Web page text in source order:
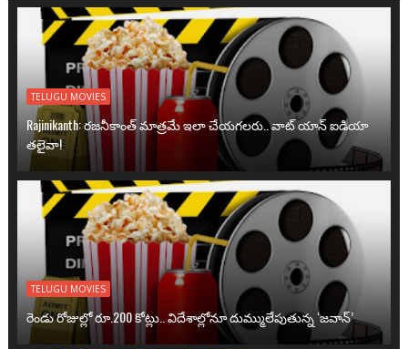
TELUGU MOVIES
Rajinikanth: రజనీకాంత్ మాత్రమే ఇలా చేయగలరు.. వాట్ యాన్ ఐడియా
తలైవా!
TELUGU MOVIES
రెండు రోజుల్లో రూ.200 కోట్లు.. విదేశాల్లోనూ దుమ్ములేపుతున్న ‘జవాన్’